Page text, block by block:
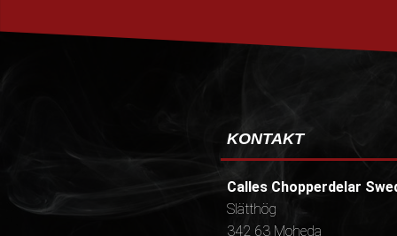
KONTAKT
Calles Chopperdelar
Slätthög
342 63 Moheda